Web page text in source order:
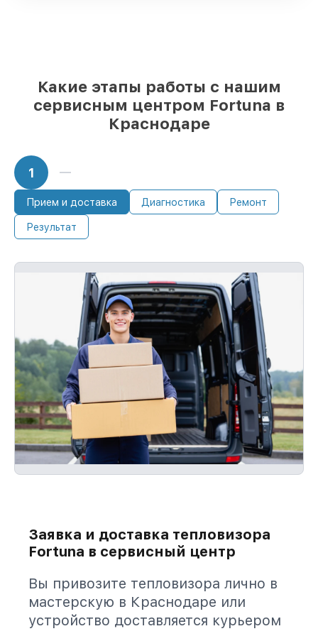
выполняются в течение пары часов, если
мастер начинает работу сразу
Какие этапы работы с нашим
сервисным центром Fortuna в
Краснодаре
1
Прием и доставка Диагностика Ремонт
Результат
Заявка и доставка тепловизора
Fortuna в сервисный центр
Вы привозите тепловизора лично в
мастерскую в Краснодаре или
устройство доставляется курьером